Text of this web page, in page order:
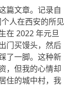
篇文章。记录自
人在西安的所见
在 2022 年元旦
门买馒头，然后
了一脚。这种新
，但我的心情却
住的城中村，我